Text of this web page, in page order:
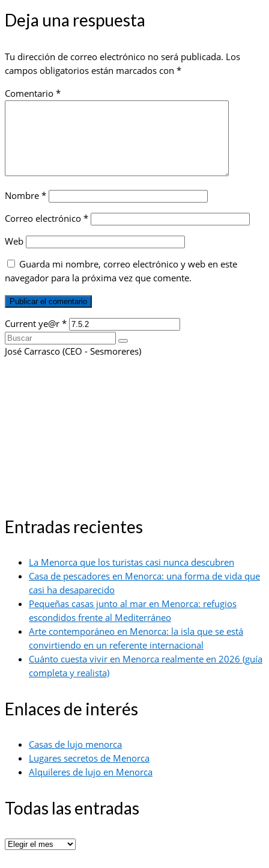
Deja una respuesta
Tu dirección de correo electrónico no será publicada. Los
campos obligatorios están marcados con *
Comentario *
Nombre *
Correo electrónico *
Web
Guarda mi nombre, correo electrónico y web en este
navegador para la próxima vez que comente.
Current ye@r *
Buscar
por:
José Carrasco (CEO - Sesmoreres)
Entradas recientes
La Menorca que los turistas casi nunca descubren
Casa de pescadores en Menorca: una forma de vida que
casi ha desaparecido
Pequeñas casas junto al mar en Menorca: refugios
escondidos frente al Mediterráneo
Arte contemporáneo en Menorca: la isla que se está
convirtiendo en un referente internacional
Cuánto cuesta vivir en Menorca realmente en 2026 (guía
completa y realista)
Enlaces de interés
Casas de lujo menorca
Lugares secretos de Menorca
Alquileres de lujo en Menorca
Todas las entradas
Todas